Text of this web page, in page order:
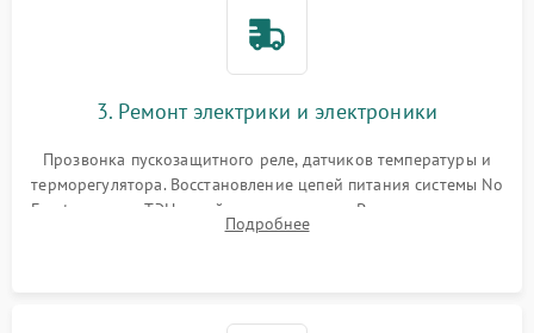
3. Ремонт электрики и электроники
Прозвонка пускозащитного реле, датчиков температуры и
терморегулятора. Восстановление цепей питания системы No
Frost, включая ТЭН оттайки и вентилятор. Ремонт или замена
платы управления при сбоях алгоритмов.
Подробнее